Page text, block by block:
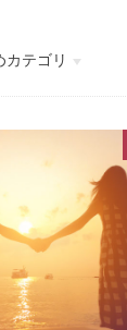
カテゴリ